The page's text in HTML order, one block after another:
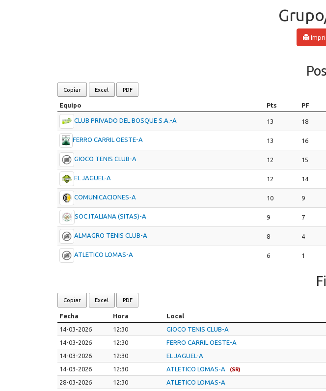
Copiar Excel PDF
Equipo Pts PF
CLUB PRIVADO DEL BOSQUE S.A.-A 13 18
FERRO CARRIL OESTE-A 13 16
GIOCO TENIS CLUB-A 12 15
EL JAGUEL-A 12 14
COMUNICACIONES-A 10 9
SOC.ITALIANA (SITAS)-A 9 7
ALMAGRO TENIS CLUB-A 8 4
ATLETICO LOMAS-A 6 1
Copiar Excel PDF
Fecha Hora Local
14-03-2026
12:30 GIOCO TENIS CLUB-A
14-03-2026
12:30 FERRO CARRIL OESTE-A
14-03-2026
12:30 EL JAGUEL-A
14-03-2026
12:30 ATLETICO LOMAS-A (SR)
28-03-2026
12:30 ATLETICO LOMAS-A